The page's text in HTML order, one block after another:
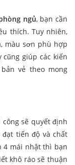
ngủ, bạn cần
thích. Tuy nhiên,
màu sơn phù hợp
giúp các kiến
vẻ theo mong
sẽ quyết định
tiến độ và chất
4 mái nhật thì bạn
khô ráo sẽ thuận